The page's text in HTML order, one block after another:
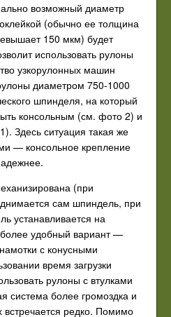
возможный диаметр
(обычно ее толщина
150 мкм) будет
использовать рулоны
узкорулонных машин
диаметром 750-1000
шпинделя, на который
консольным (см. фото 2) и
Здесь ситуация такая же
— консольное крепление
(при
сам шпиндель, при
устанавливается на
удобный вариант —
с конусными
время загрузки
рулоны с втулками
система более громоздка и
редко. Помимо